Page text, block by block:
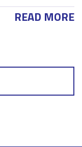
READ MORE